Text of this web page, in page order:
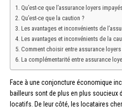
Qu’est-ce que l’assurance loyers
Qu’est-ce que la caution ?
Les avantages et inconvénients de
Les avantages et inconvénients de la
Comment choisir entre assurance
La complémentarité entre assurance
Face à une conjoncture économique
bailleurs sont de plus en plus soucieux
locatifs. De leur côté, les locataires